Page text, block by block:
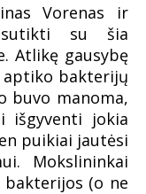
Vorenas ir
sutikti su šia
Atlikę gausybę
aptiko bakterijų
buvo manoma,
išgyventi jokia
puikiai jautėsi
Mokslininkai
(o ne